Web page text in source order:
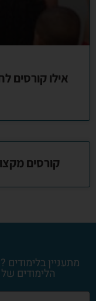
אילו קורסים
קורסים
מתעניין
הלימודים